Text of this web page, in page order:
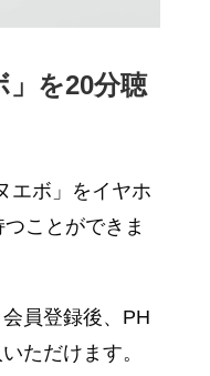
」を20分聴
エボ」をイヤホ
ことができま
員登録後、PH
ただけます。